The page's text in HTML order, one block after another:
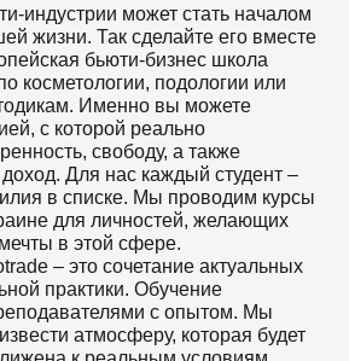
индустрии может стать началом
жизни. Так сделайте его вместе
бьюти-бизнес школа
косметологии, подологии или
Именно вы можете
с которой реально
свободу, а также
Для нас каждый студент –
в списке. Мы проводим курсы
для личностей, желающих
в этой сфере.
– это сочетание актуальных
практики. Обучение
с опытом. Мы
атмосферу, которая будет